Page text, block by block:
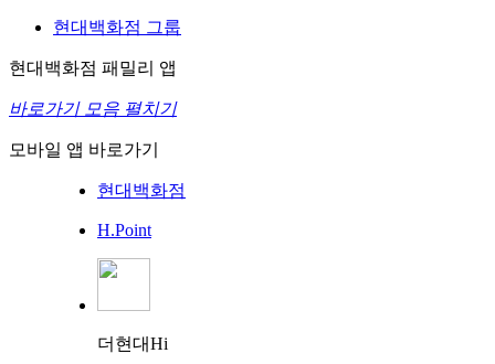
현대백화점 그룹
현대백화점 패밀리 앱
바로가기 모음 펼치기
모바일 앱 바로가기
현대백화점
H.Point
더현대Hi